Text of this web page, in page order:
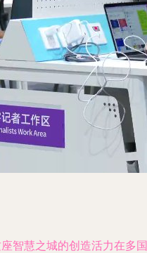
智慧之城的创造活力在多国